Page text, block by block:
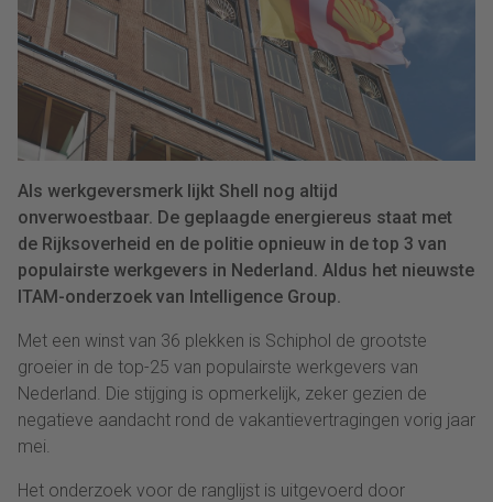
Als werkgeversmerk lijkt Shell nog altijd
onverwoestbaar. De geplaagde energiereus staat met
de Rijksoverheid en de politie opnieuw in de top 3 van
populairste werkgevers in Nederland. Aldus het nieuwste
ITAM-onderzoek van Intelligence Group.
Met een winst van 36 plekken is Schiphol de grootste
groeier in de top-25 van populairste werkgevers van
Nederland. Die stijging is opmerkelijk, zeker gezien de
negatieve aandacht rond de vakantievertragingen vorig jaar
mei.
Het onderzoek voor de ranglijst is uitgevoerd door